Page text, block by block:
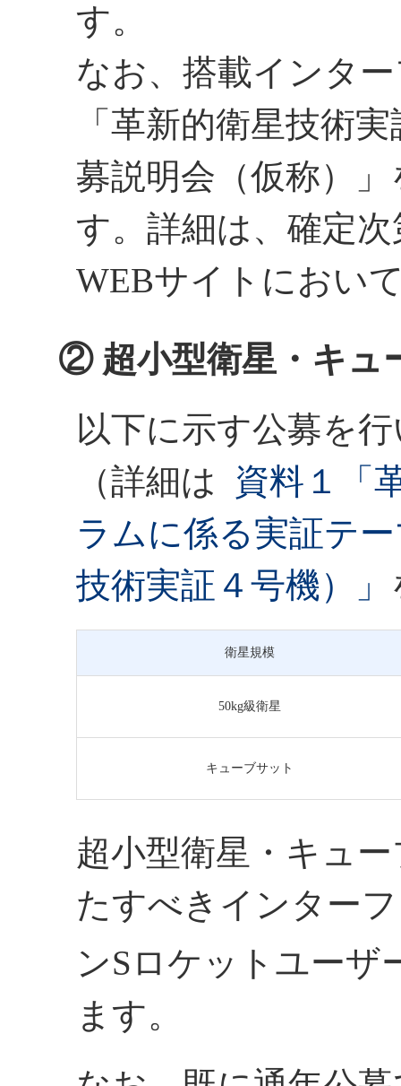
す。
なお、搭載インタ
「革新的衛星技術
募説明会（仮称）
す。詳細は、確定
WEBサイトにおい
② 超小型衛星・キュ
以下に示す公募を
（詳細は 資料１「
ラムに係る実証テ
技術実証４号機）」
衛星規模
50kg級衛星
キューブサット
超小型衛星・キュ
たすべきインター
ンSロケットユーザ
ます。